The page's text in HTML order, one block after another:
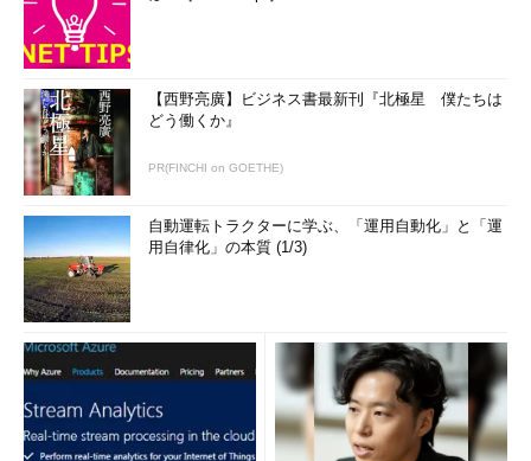
【西野亮廣】ビジネス書最新刊『北極星 僕たちは
どう働くか』
PR(FINCHI on GOETHE)
自動運転トラクターに学ぶ、「運用自動化」と「運
用自律化」の本質 (1/3)